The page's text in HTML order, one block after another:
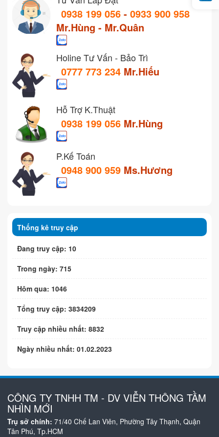
0938 199 056 - 0933 900 958
Mr.Hùng - Mr.Quân
Holine Tư Vấn - Bảo Trì
0777 773 234 Mr.Hiếu
Hỗ Trợ K.Thuật
0938 199 056 Mr.Hùng
P.Kế Toán
0948 900 959 Ms.Hương
Thống kê truy cập
Đang truy cập: 10
Trong ngày: 715
Hôm qua: 1046
Tổng truy cập: 3834209
Truy cập nhiều nhất: 8832
Ngày nhiều nhất: 01.02.2023
CÔNG TY TNHH TM - DV VIỄN THÔNG TẦM
NHÌN MỚI
Trụ sở chính: 71/40 Chế Lan Viên, Phường Tây Thạnh, Quận
Tân Phú, Tp.HCM